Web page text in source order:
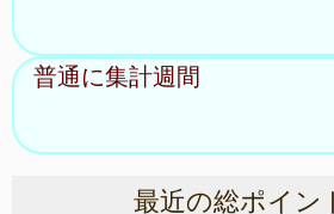
普通に集計週間
最近の総ポイン